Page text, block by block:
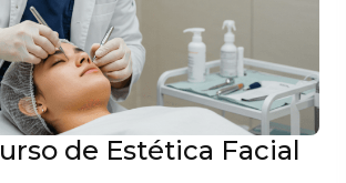
de Estética Facial